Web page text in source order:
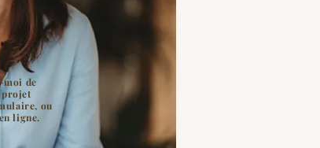
moi de
ou
ligne.